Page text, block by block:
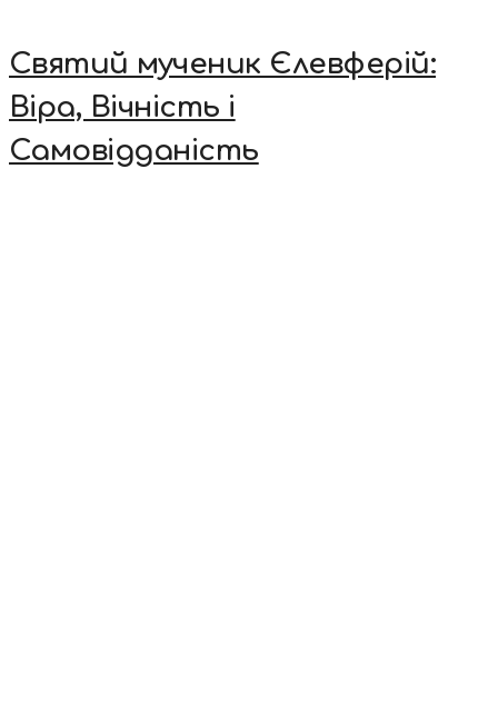
Святий мученик Єлевферій:
Віра, Вічність і
Самовідданість